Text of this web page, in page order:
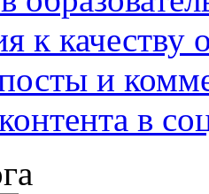
к качеству
и
в